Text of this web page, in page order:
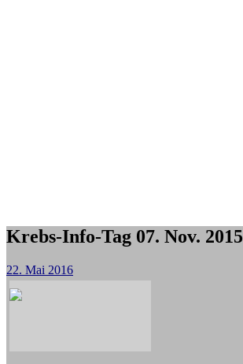
Krebs-Info-Tag 07. Nov. 2015
22. Mai 2016